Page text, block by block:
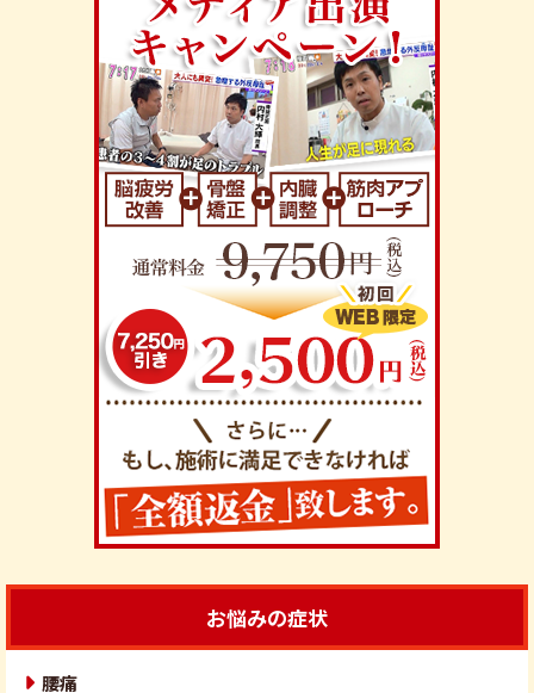
お悩みの症状
腰痛